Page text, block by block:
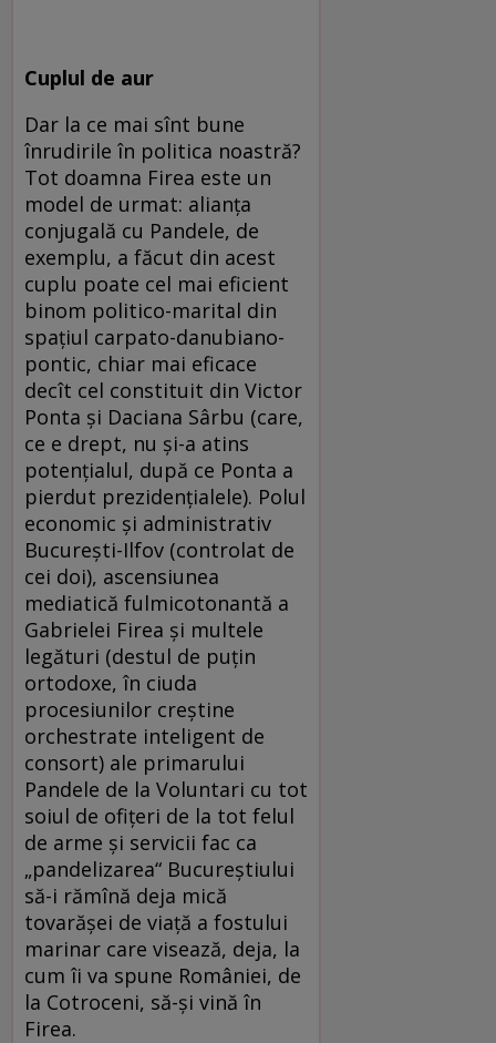
Cuplul de aur
Dar la ce mai sînt bune
înrudirile în politica noastră?
Tot doamna Firea este un
model de urmat: alianța
conjugală cu Pandele, de
exemplu, a făcut din acest
cuplu poate cel mai eficient
binom politico-marital din
spațiul carpato-danubiano-
pontic, chiar mai eficace
decît cel constituit din Victor
Ponta și Daciana Sârbu (care,
ce e drept, nu și-a atins
potențialul, după ce Ponta a
pierdut prezidențialele). Polul
economic și administrativ
București-Ilfov (controlat de
cei doi), ascensiunea
mediatică fulmicotonantă a
Gabrielei Firea și multele
legături (destul de puțin
ortodoxe, în ciuda
procesiunilor creștine
orchestrate inteligent de
consort) ale primarului
Pandele de la Voluntari cu tot
soiul de ofițeri de la tot felul
de arme și servicii fac ca
„pandelizarea“ Bucureștiului
să-i rămînă deja mică
tovarășei de viață a fostului
marinar care visează, deja, la
cum îi va spune României, de
la Cotroceni, să-și vină în
Firea.